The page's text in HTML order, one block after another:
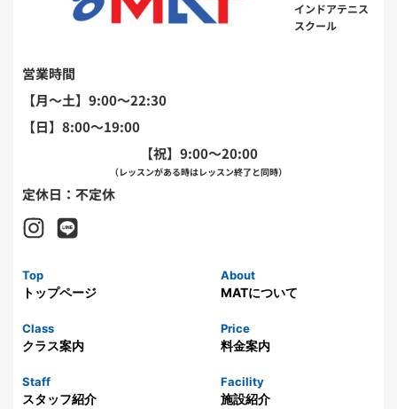
インドアテニス
スクール
営業時間
【月〜土】9:00～22:30
【日】8:00～19:00
【祝】9:00～20:00
（レッスンがある時はレッスン終了と同時）
定休日：不定休
Top
トップページ
About
MATについて
Class
クラス案内
Price
料金案内
Staff
スタッフ紹介
Facility
施設紹介